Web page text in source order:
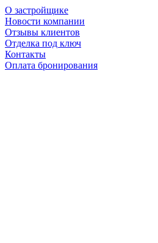
О застройщике
Новости компании
Отзывы клиентов
Отделка под ключ
Контакты
Оплата бронирования